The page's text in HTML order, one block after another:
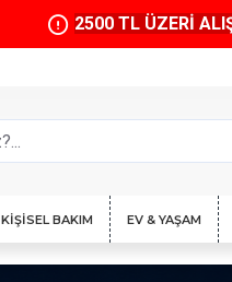
2500 TL ÜZERİ
KIŞISEL BAKIM EV & YAŞAM